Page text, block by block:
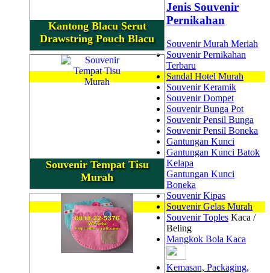
Kantong Blacu Serut
Drawstring Pouch Blacu
Souvenir Tempat Tisu
Murah
Jenis Souvenir
Pernikahan
Souvenir Murah Meriah
Souvenir Pernikahan
Terbaru
Sandal Hotel Murah
Souvenir Keramik
Souvenir Dompet
Souvenir Bunga Pot
Souvenir Pensil Bunga
Souvenir Pensil Boneka
Gantungan Kunci
Gantungan Kunci Batok
Kelapa
Gantungan Kunci
Boneka
Souvenir Kipas
Souvenir Gelas Murah
Souvenir Toples Kaca /
Beling
Mangkok Bola Kaca
Kemasan, Packaging,